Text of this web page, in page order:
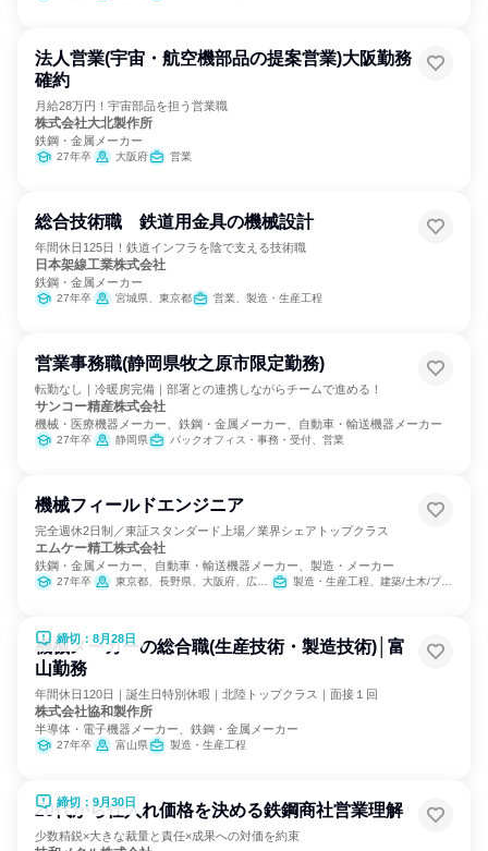
法人営業(宇宙・航空機部品の提案営業)大阪勤務
確約
月給28万円！宇宙部品を担う営業職
株式会社大北製作所
鉄鋼・金属メーカー
27年卒 大阪府 営業
総合技術職 鉄道用金具の機械設計
年間休日125日！鉄道インフラを陰で支える技術職
日本架線工業株式会社
鉄鋼・金属メーカー
27年卒 宮城県、東京都 営業、製造・生産工程
営業事務職(静岡県牧之原市限定勤務)
転勤なし｜冷暖房完備｜部署との連携しながらチームで進める！
サンコー精産株式会社
機械・医療機器メーカー、鉄鋼・金属メーカー、自動車・輸送機器メーカー
27年卒 静岡県 バックオフィス・事務・受付、営業
機械フィールドエンジニア
完全週休2日制／東証スタンダード上場／業界シェアトップクラス
エムケー精工株式会社
鉄鋼・金属メーカー、自動車・輸送機器メーカー、製造・メーカー
27年卒 東京都、長野県、大阪府、広島県、福岡県 製造・生産工程、建築/土木/プラント専門職
締切：8月28日
機械メーカーの総合職(生産技術・製造技術)│富
山勤務
年間休日120日｜誕生日特別休暇｜北陸トップクラス｜面接１回
株式会社協和製作所
半導体・電子機器メーカー、鉄鋼・金属メーカー
27年卒 富山県 製造・生産工程
締切：9月30日
20代から仕入れ価格を決める鉄鋼商社営業理解
少数精鋭×大きな裁量と責任×成果への対価を約束